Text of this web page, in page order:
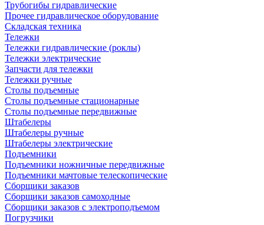
Трубогибы гидравлические
Прочее гидравлическое оборудование
Складская техника
Тележки
Тележки гидравлические (роклы)
Тележки электрические
Запчасти для тележки
Тележки ручные
Столы подъемные
Столы подъемные стационарные
Столы подъемные передвижные
Штабелеры
Штабелеры ручные
Штабелеры электрические
Подъемники
Подъемники ножничные передвижные
Подъемники мачтовые телескопические
Сборщики заказов
Сборщики заказов самоходные
Сборщики заказов с электроподъемом
Погрузчики